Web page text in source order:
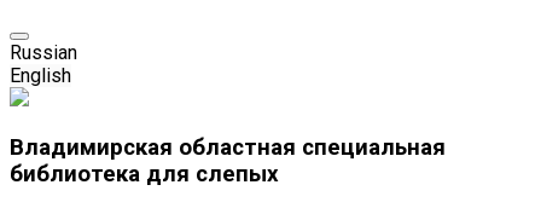
Russian
English
Владимирская областная специальная
библиотека для слепых